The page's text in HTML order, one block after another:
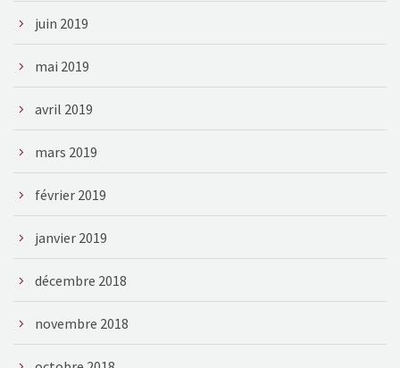
juin 2019
mai 2019
avril 2019
mars 2019
février 2019
janvier 2019
décembre 2018
novembre 2018